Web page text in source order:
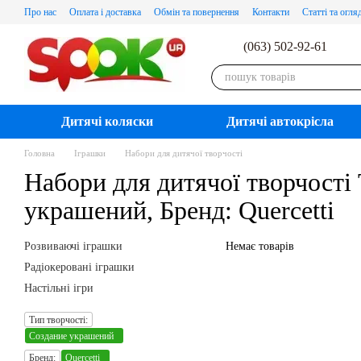
Перейти до основного контенту
Про нас Оплата і доставка Обмін та повернення Контакти Статті та
(063) 502-92-61
Дитячі коляски Дитячі автокрісла
Головна Іграшки Набори для дитячої творчості
Набори для дитячої
украшений, Бренд: Quercetti
Немає товарів
Розвиваючі іграшки
Радіокеровані іграшки
Настільні ігри
Тип творчості:
Создание украшений
Бренд:
Quercetti